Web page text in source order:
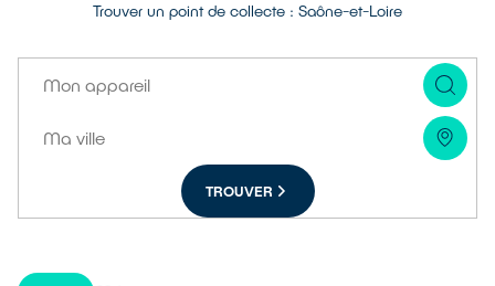
Trouver un point de collecte : Saône-et-Loire
TROUVER